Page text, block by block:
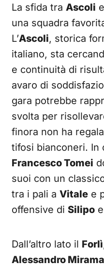
La sfida tra Ascoli e
una squadra
L’Ascoli, storica
italiano, sta
e continuità di
avaro di
gara potrebbe
svolta per
finora non ha
tifosi bianconeri. In
Francesco Tomei
suoi con un
tra i pali a Vitale e
offensive di Silipo e
Dall’altro lato il Forlì
Alessandro